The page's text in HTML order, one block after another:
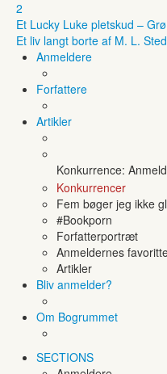
2
Et Lucky Luke pletskud –
Et liv langt borte af M. L.
Anmeldere
Forfattere
Artikler
Konkurrence:
Konkurrencer
Fem bøger jeg ikke
#Bookporn
Forfatterportræt
Anmeldernes
Artikler
Bliv anmelder?
Om Bogrummet
SECTIONS